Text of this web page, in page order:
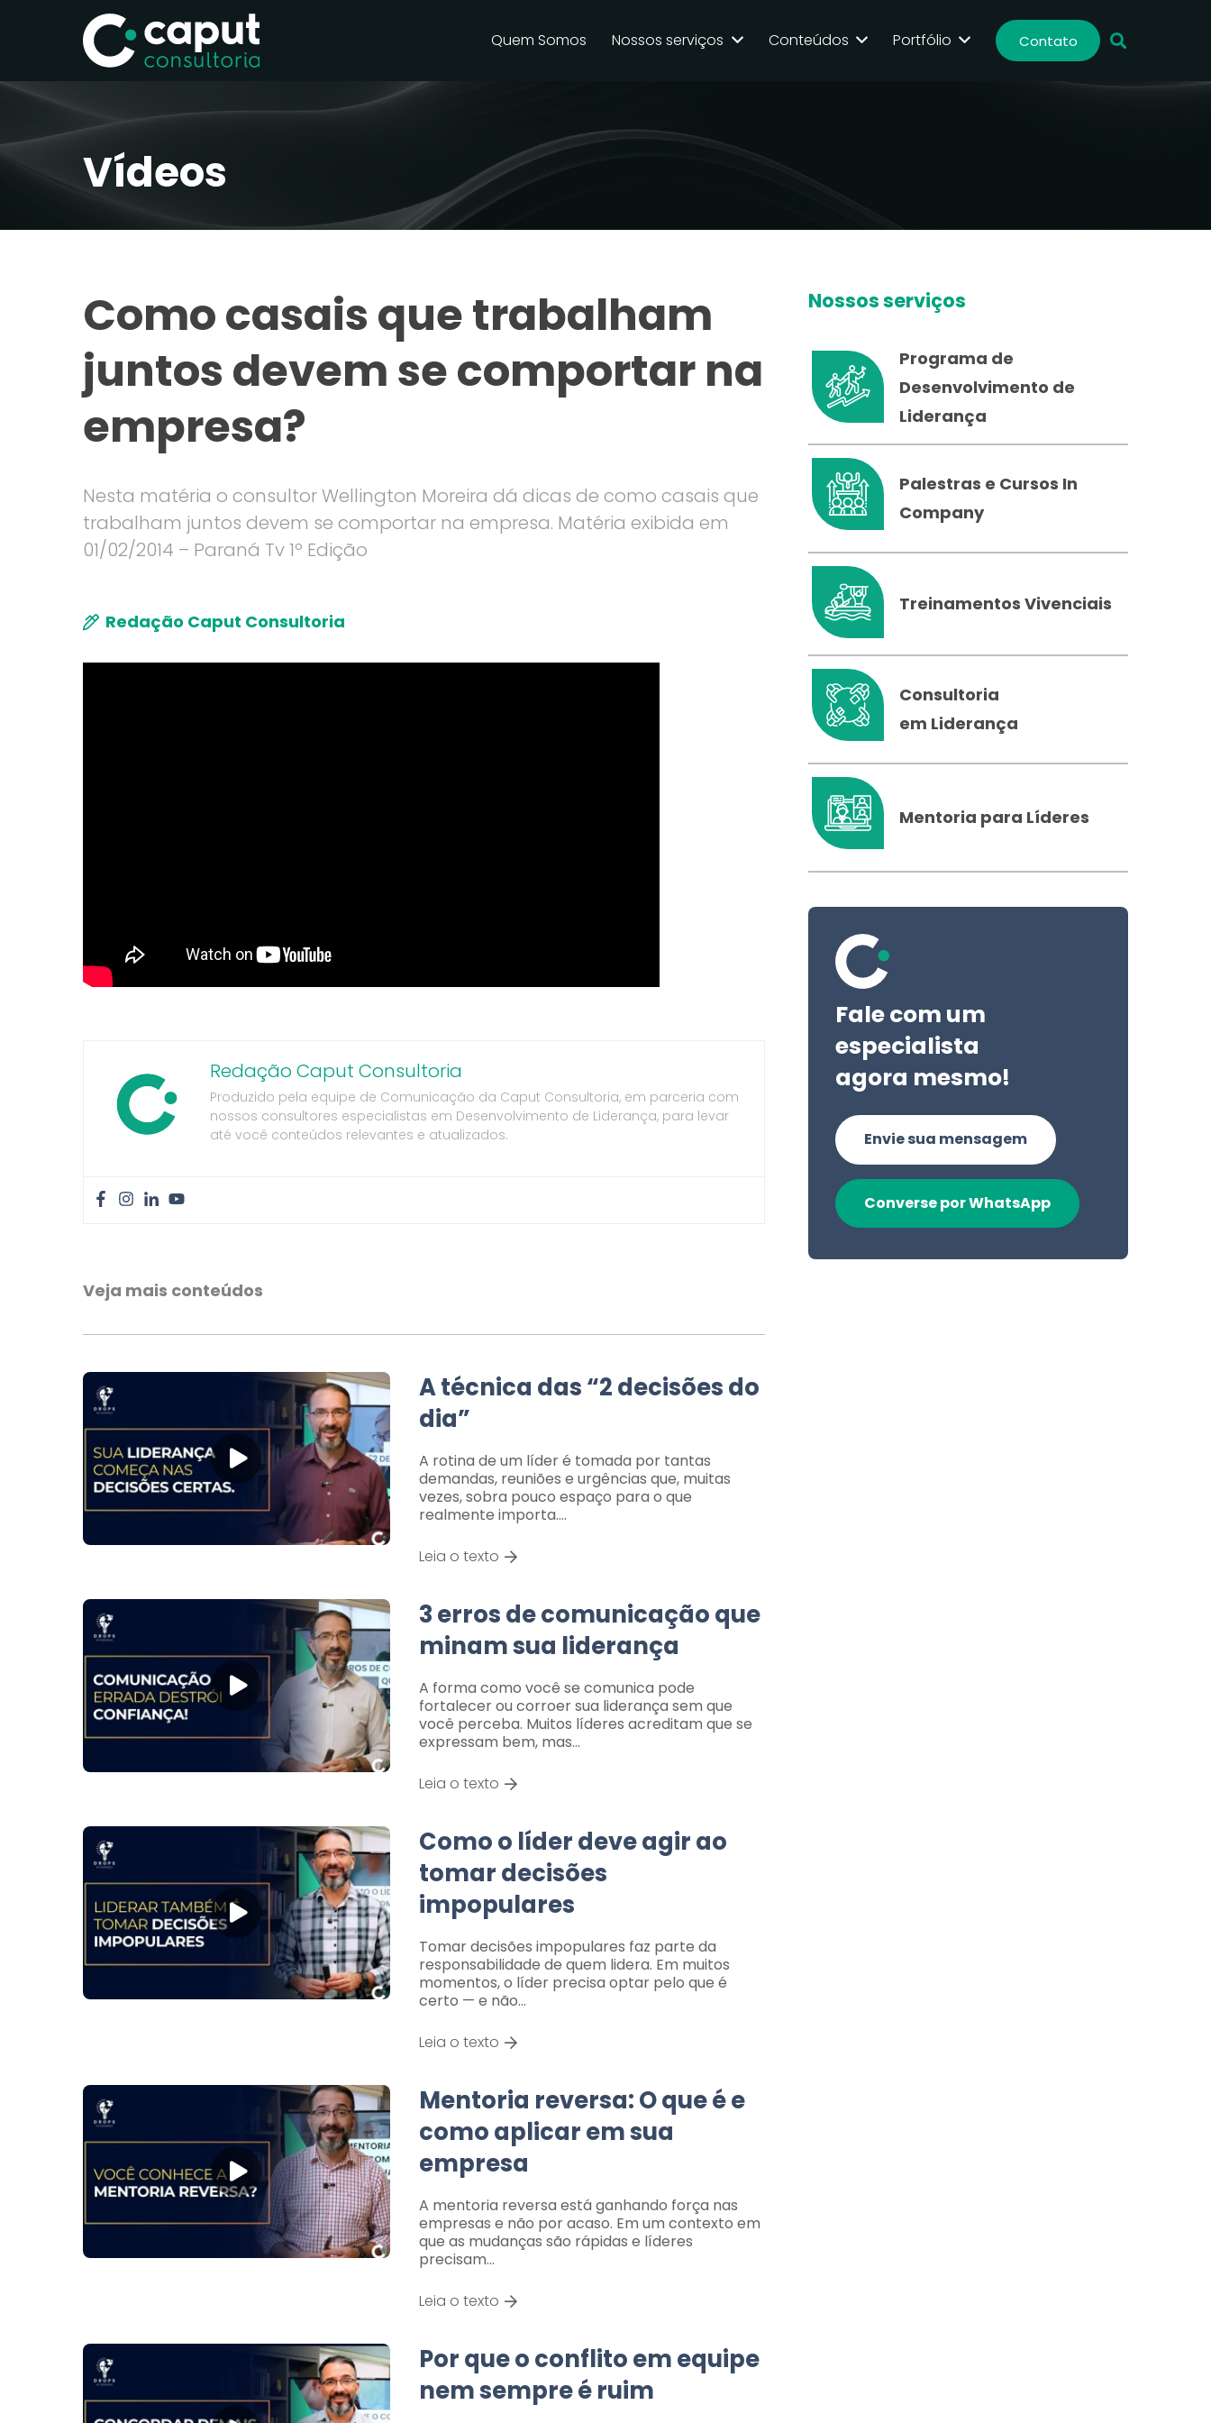
Quem Somos Nossos serviços Conteúdos Portfólio Contato
Vídeos
Como casais que trabalham
juntos devem se comportar na
empresa?
Nesta matéria o consultor Wellington Moreira dá dicas de como casais que
trabalham juntos devem se comportar na empresa. Matéria exibida em
01/02/2014 – Paraná Tv 1º Edição
Redação Caput Consultoria
Redação Caput Consultoria
Produzido pela equipe de Comunicação da Caput Consultoria, em parceria com
nossos consultores especialistas em Desenvolvimento de Liderança, para levar
até você conteúdos relevantes e atualizados.
Veja mais conteúdos
A técnica das “2 decisões do
dia”
A rotina de um líder é tomada por tantas
demandas, reuniões e urgências que, muitas
vezes, sobra pouco espaço para o que
realmente importa.…
Leia o texto
3 erros de comunicação que
minam sua liderança
A forma como você se comunica pode
fortalecer ou corroer sua liderança sem que
você perceba. Muitos líderes acreditam que se
expressam bem, mas…
Leia o texto
Como o líder deve agir ao
tomar decisões
impopulares
Tomar decisões impopulares faz parte da
responsabilidade de quem lidera. Em muitos
momentos, o líder precisa optar pelo que é
certo — e não…
Leia o texto
Mentoria reversa: O que é e
como aplicar em sua
empresa
A mentoria reversa está ganhando força nas
empresas e não por acaso. Em um contexto em
que as mudanças são rápidas e líderes
precisam…
Leia o texto
Por que o conflito em equipe
nem sempre é ruim
Nossos serviços
Programa de
Desenvolvimento de
Liderança
Palestras e Cursos In
Company
Treinamentos Vivenciais
Consultoria
em Liderança
Mentoria para Líderes
Fale com um
especialista
agora mesmo!
Envie sua mensagem
Converse por WhatsApp